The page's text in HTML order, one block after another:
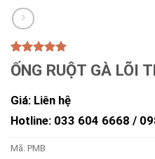
5.00trên 5
dựa trên
1
ỐNG RUỘT GÀ LÕI
Giá: Liên hệ
Hotline: 033 604 6668 /
Mã: PMB